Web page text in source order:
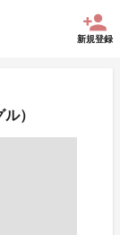
新規登録
）